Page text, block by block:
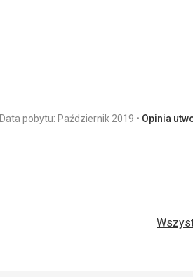
Data pobytu: Październik 2019 Opinia
Cena